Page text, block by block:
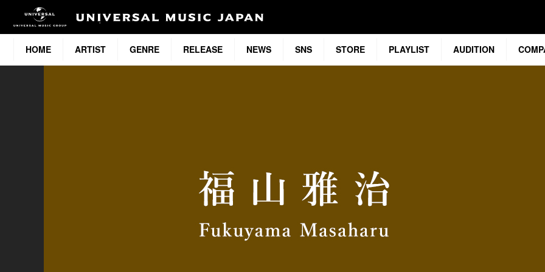
HOME ARTIST GENRE RELEASE NEWS SNS STORE PLAYLIST AUDITION